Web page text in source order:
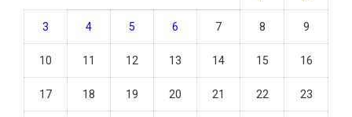
3 4 5 6 7 8 9
10 11 12 13 14 15 16
17 18 19 20 21 22 23